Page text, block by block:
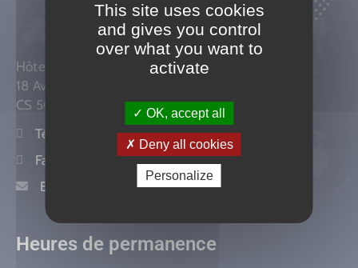
Hôtel de Ville
18 Avenue Général de Gaulle,
CS 50036 – 21110 GENLIS – FRANCE
Tél :
+33 (0) 3 80 47 98 98
Fax :
+33 (0) 3 80 37 74 91
Email:
info@mairie-genlis.fr
Heures de permanence
This site uses cookies
and gives you control
over what you want to
activate
OK, accept all
Deny all cookies
Personalize